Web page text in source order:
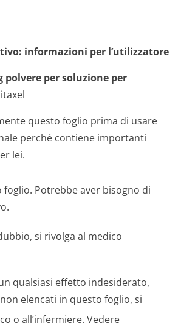
informazioni per l’utilizzatore
polvere per soluzione per
questo foglio prima di usare
perché contiene importanti
lei.
foglio. Potrebbe aver bisogno di
si rivolga al medico
qualsiasi effetto indesiderato,
elencati in questo foglio, si
o all’infermiere. Vedere